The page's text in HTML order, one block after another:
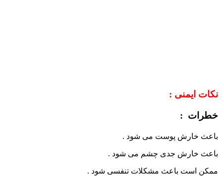
نکات ایمنی :
خطرات :
باعث خارش پوست می شود .
باعث خارش جدی چشم می شود .
ممکن است باعث مشکلات تنفسی شود .